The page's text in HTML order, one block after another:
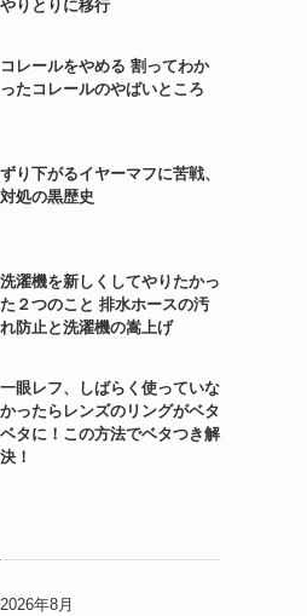
やりとりに移行
コレールをやめる 割ってわか
ったコレールのやばいところ
ずり下がるイヤーマフに苦戦、
対処の黒歴史
洗濯機を新しくしてやりたかっ
た２つのこと 排水ホースの汚
れ防止と洗濯機の嵩上げ
一眼レフ、しばらく使っていな
かったらレンズのリングがベタ
ベタに！この方法でベタつき解
決！
2026年8月